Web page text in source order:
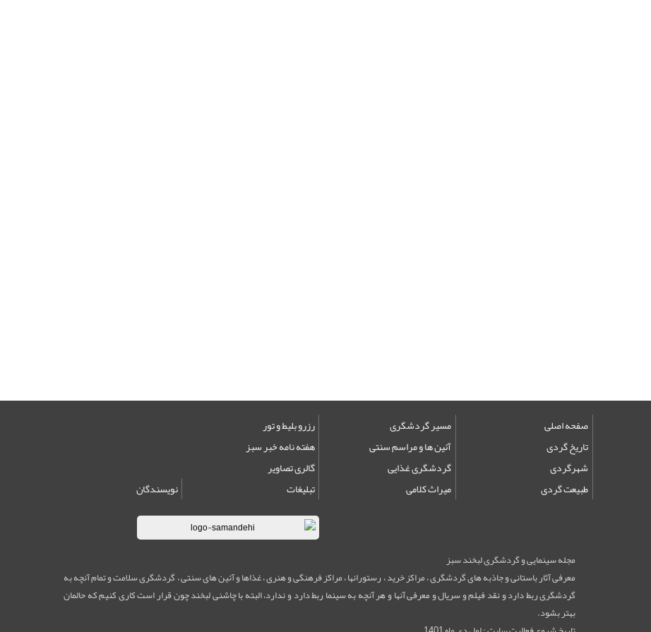
صفحه اصلی
تاریخ گردی
شهرگردی
طبیعت گردی
مسیر گردشگری
آئین ها و مراسم سنتی
گردشگری غذایی
میراث کلامی
رزرو بلیط و تور
هفته نامه خبر سبز
گالری تصاویر
تبلیغات
نویسندگان
مجله سینمایی و گردشگری لبخند سبز
معرفی آثار باستانی و جاذبه های گردشگری ، مراکز خرید ، رستورانها ، مراکز فرهنگی و هنری ، غذاها و آئین های سنتی ، گردشگری سلامت و تمام آنچه به
گردشگری ربط دارد و نقد فیلم و سریال و معرفی آنها و هر آنچه به سینما ربط دارد و ندارد، البته با چاشنی لبخند چون قرار است کاری کنیم که حالمان
بهتر بشود.